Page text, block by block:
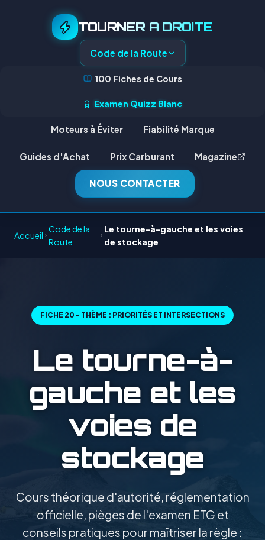
TOURNER A DROITE
Code de la Route
100 Fiches de Cours
Examen Quizz Blanc
Moteurs à Éviter Fiabilité Marque
Guides d'Achat Prix Carburant Magazine
NOUS CONTACTER
Accueil
Code de la
Route
Le tourne-à-gauche et les voies
de stockage
FICHE 20 - THÈME : PRIORITÉS ET INTERSECTIONS
Le tourne-à-
gauche et les
voies de
stockage
Cours théorique d'autorité, réglementation
officielle, pièges de l'examen ETG et
conseils pratiques pour maîtriser la règle :